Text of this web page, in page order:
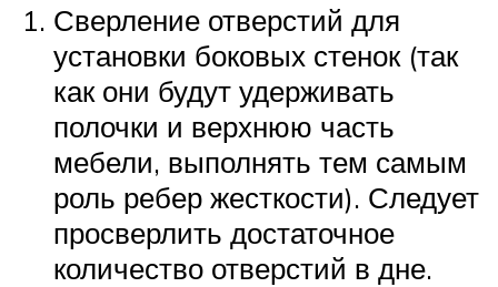
Сверление отверстий для
установки боковых стенок (так
как они будут удерживать
полочки и верхнюю часть
мебели, выполнять тем самым
роль ребер жесткости). Следует
просверлить достаточное
количество отверстий в дне.